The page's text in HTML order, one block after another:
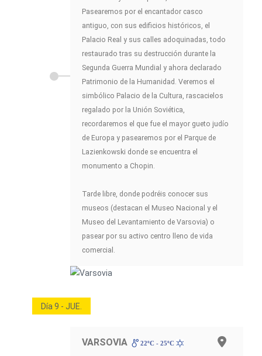
Pasearemos por el encantador casco
antiguo, con sus edificios históricos, el
Palacio Real y sus calles adoquinadas, todo
restaurado tras su destrucción durante la
Segunda Guerra Mundial y ahora declarado
Patrimonio de la Humanidad. Veremos el
simbólico Palacio de la Cultura, rascacielos
regalado por la Unión Soviética,
recordaremos el que fue el mayor gueto judío
de Europa y pasearemos por el Parque de
Lazienkowski donde se encuentra el
monumento a Chopin.
Tarde libre, donde podréis conocer sus
museos (destacan el Museo Nacional y el
Museo del Levantamiento de Varsovia) o
pasear por su activo centro lleno de vida
comercial.
Día 9 - JUE.
VARSOVIA 22ºC - 25ºC